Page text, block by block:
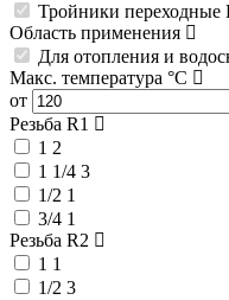
Тройники переходные
Область применения
Для отопления и
Макс. температура °C
от
Резьба R1
1 2
1 1/4 3
1/2 1
3/4 1
Резьба R2
1 1
1/2 3